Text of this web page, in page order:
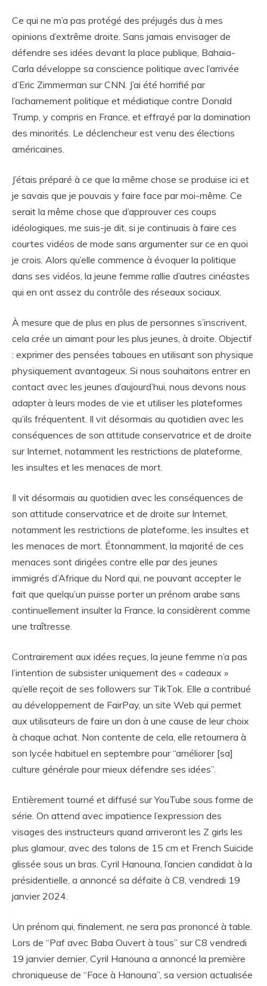
Ce qui ne m’a pas protégé des préjugés dus à mes
opinions d’extrême droite. Sans jamais envisager de
défendre ses idées devant la place publique, Bahaia-
Carla développe sa conscience politique avec l’arrivée
d’Eric Zimmerman sur CNN. J’ai été horrifié par
l’acharnement politique et médiatique contre Donald
Trump, y compris en France, et effrayé par la domination
des minorités. Le déclencheur est venu des élections
américaines.
J’étais préparé à ce que la même chose se produise ici et
je savais que je pouvais y faire face par moi-même. Ce
serait la même chose que d’approuver ces coups
idéologiques, me suis-je dit, si je continuais à faire ces
courtes vidéos de mode sans argumenter sur ce en quoi
je crois. Alors qu’elle commence à évoquer la politique
dans ses vidéos, la jeune femme rallie d’autres cinéastes
qui en ont assez du contrôle des réseaux sociaux.
À mesure que de plus en plus de personnes s’inscrivent,
cela crée un aimant pour les plus jeunes, à droite. Objectif
: exprimer des pensées taboues en utilisant son physique
physiquement avantageux. Si nous souhaitons entrer en
contact avec les jeunes d’aujourd’hui, nous devons nous
adapter à leurs modes de vie et utiliser les plateformes
qu’ils fréquentent. Il vit désormais au quotidien avec les
conséquences de son attitude conservatrice et de droite
sur Internet, notamment les restrictions de plateforme,
les insultes et les menaces de mort.
Il vit désormais au quotidien avec les conséquences de
son attitude conservatrice et de droite sur Internet,
notamment les restrictions de plateforme, les insultes et
les menaces de mort. Étonnamment, la majorité de ces
menaces sont dirigées contre elle par des jeunes
immigrés d’Afrique du Nord qui, ne pouvant accepter le
fait que quelqu’un puisse porter un prénom arabe sans
continuellement insulter la France, la considèrent comme
une traîtresse.
Contrairement aux idées reçues, la jeune femme n’a pas
l’intention de subsister uniquement des « cadeaux »
qu’elle reçoit de ses followers sur TikTok. Elle a contribué
au développement de FairPay, un site Web qui permet
aux utilisateurs de faire un don à une cause de leur choix
à chaque achat. Non contente de cela, elle retournera à
son lycée habituel en septembre pour “améliorer [sa]
culture générale pour mieux défendre ses idées”.
Entièrement tourné et diffusé sur YouTube sous forme de
série. On attend avec impatience l’expression des
visages des instructeurs quand arriveront les Z girls les
plus glamour, avec des talons de 15 cm et French Suicide
glissée sous un bras. Cyril Hanouna, l’ancien candidat à la
présidentielle, a annoncé sa défaite à C8, vendredi 19
janvier 2024.
Un prénom qui, finalement, ne sera pas prononcé à table.
Lors de “Paf avec Baba Ouvert à tous” sur C8 vendredi
19 janvier dernier, Cyril Hanouna a annoncé la première
chroniqueuse de “Face à Hanouna”, sa version actualisée